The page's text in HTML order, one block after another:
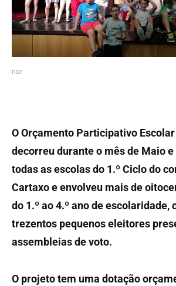
nor
O Orçamento Participativo Escolar
decorreu durante o mês de Maio
todas as escolas do 1.º Ciclo do
Cartaxo e envolveu mais de
do 1.º ao 4.º ano de escolaridade,
trezentos pequenos eleitores
assembleias de voto.
O projeto tem uma dotação